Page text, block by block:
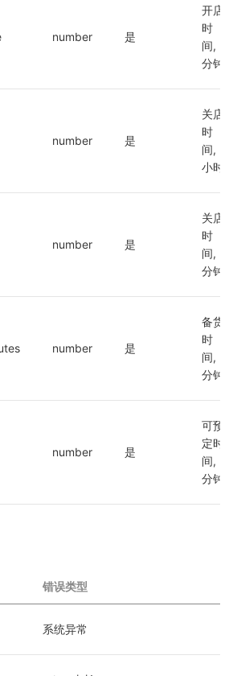
number 是
开店
时
间,
分钟
number 是
关店
时
间,
小时
number 是
关店
时
间,
分钟
number 是
备货
时
间,
分钟
number 是
可预
定时
间,
分钟
错误类型
系统异常